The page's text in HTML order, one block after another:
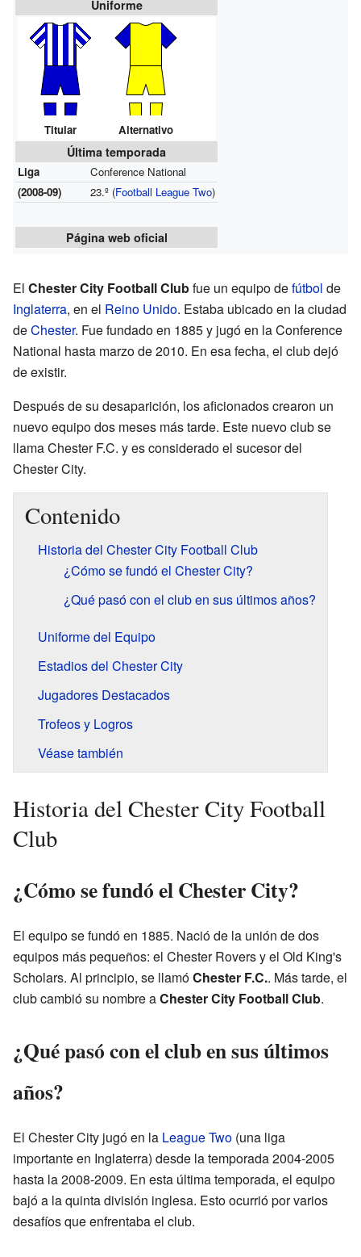
Uniforme
Titular Alternativo
Última temporada
Liga
Conference National
(2008-09)
23.º (Football League Two)
Página web oficial
El Chester City Football Clubfue un equipo defútbol de
Inglaterra, en el Reino Unido. Estaba ubicado en la ciudad
deChester. Fue fundado en 1885 y jugó en la Conference
National hasta marzo de 2010. En esa fecha, el club dejó
de existir.
Después de su desaparición, los aficionados crearon un
nuevo equipo dos meses más tarde. Este nuevo club se
llama Chester F.C. y es considerado el sucesor del
Chester City.
Contenido
Historia del Chester City Football Club
¿Cómo se fundó el Chester City?
¿Qué pasó con el club en sus últimos años?
Uniforme del Equipo
Estadios del Chester City
Jugadores Destacados
Trofeos y Logros
Véase también
Historia del Chester City Football
Club
¿Cómo se fundó el Chester City?
El equipo se fundó en 1885. Nació de la unión de dos
equipos más pequeños: el Chester Rovers y el Old King's
Scholars. Al principio, se llamóChester F.C.. Más tarde, el
club cambió su nombre aChester City Football Club.
¿Qué pasó con el club en sus últimos
años?
El Chester City jugó en la League Two (una liga
importante en Inglaterra) desde la temporada 2004-2005
hasta la 2008-2009. En esta última temporada, el equipo
bajó a la quinta división inglesa. Esto ocurrió por varios
desafíos que enfrentaba el club.